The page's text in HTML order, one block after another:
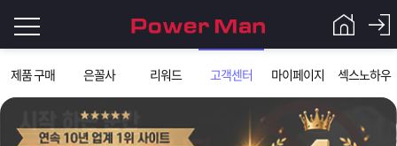
제품 구매 은꼴사 리워드 고객센터 마이페이지 섹스노하우
그
인
로